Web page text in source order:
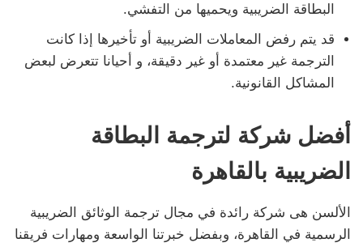
البطاقة الضريبية ويحميها من التفشي.
قد يتم رفض المعاملات الضريبية أو تأخيرها إذا كانت
الترجمة غير معتمدة أو غير دقيقة، و أحيانا تتعرض لبعض
المشاكل القانونية.
أفضل شركة لترجمة البطاقة
الضريبية بالقاهرة
الألسن هى شركة رائدة في مجال ترجمة الوثائق الضريبية
الرسمية في القاهرة، وبفضل خبرتنا الواسعة ومهارات فريقنا